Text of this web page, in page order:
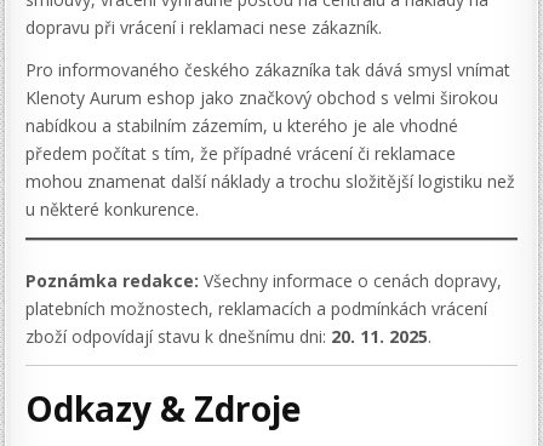
dopravu při vrácení i reklamaci nese zákazník.
Pro informovaného českého zákazníka tak dává smysl vnímat
Klenoty Aurum eshop jako značkový obchod s velmi širokou
nabídkou a stabilním zázemím, u kterého je ale vhodné
předem počítat s tím, že případné vrácení či reklamace
mohou znamenat další náklady a trochu složitější logistiku než
u některé konkurence.
Poznámka redakce: Všechny informace o cenách dopravy,
platebních možnostech, reklamacích a podmínkách vrácení
zboží odpovídají stavu k dnešnímu dni: 20. 11. 2025.
Odkazy & Zdroje